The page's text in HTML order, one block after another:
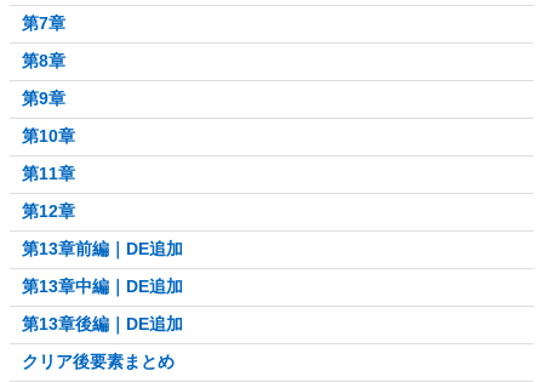
第7章
第8章
第9章
第10章
第11章
第12章
第13章前編｜DE追加
第13章中編｜DE追加
第13章後編｜DE追加
クリア後要素まとめ